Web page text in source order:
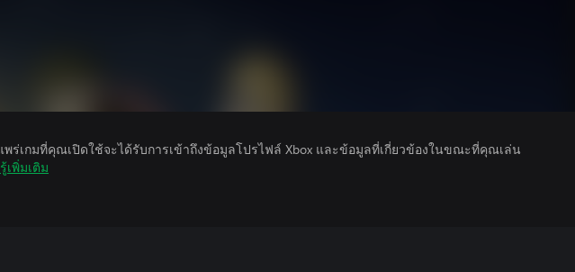
พร่เกมที่คุณเปิดใช้จะได้รับการเข้าถึงข้อมูลโปรไฟล์ Xbox และข้อมูลที่เกี่ยวข้องในขณะที่คุณเล่น
เพิ่มเติม